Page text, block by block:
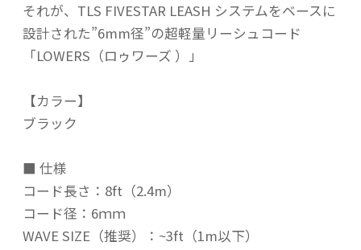
それが、TLS FIVESTAR LEASH システムをベースに
設計された”6mm径”の超軽量リーシュコード
「LOWERS（ロゥワーズ ）」
【カラー】
ブラック
■ 仕様
コード長さ：8ft（2.4m）
コード径：6ｍｍ
WAVE SIZE（推奨）：~3ft（1m以下）